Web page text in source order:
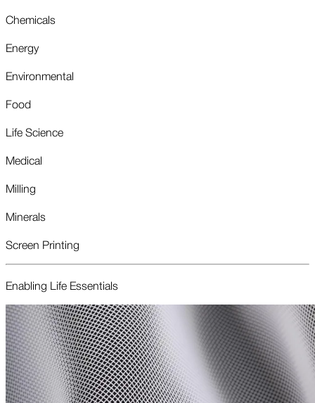
Chemicals
Energy
Environmental
Food
Life Science
Medical
Milling
Minerals
Screen Printing
Enabling Life Essent­ials